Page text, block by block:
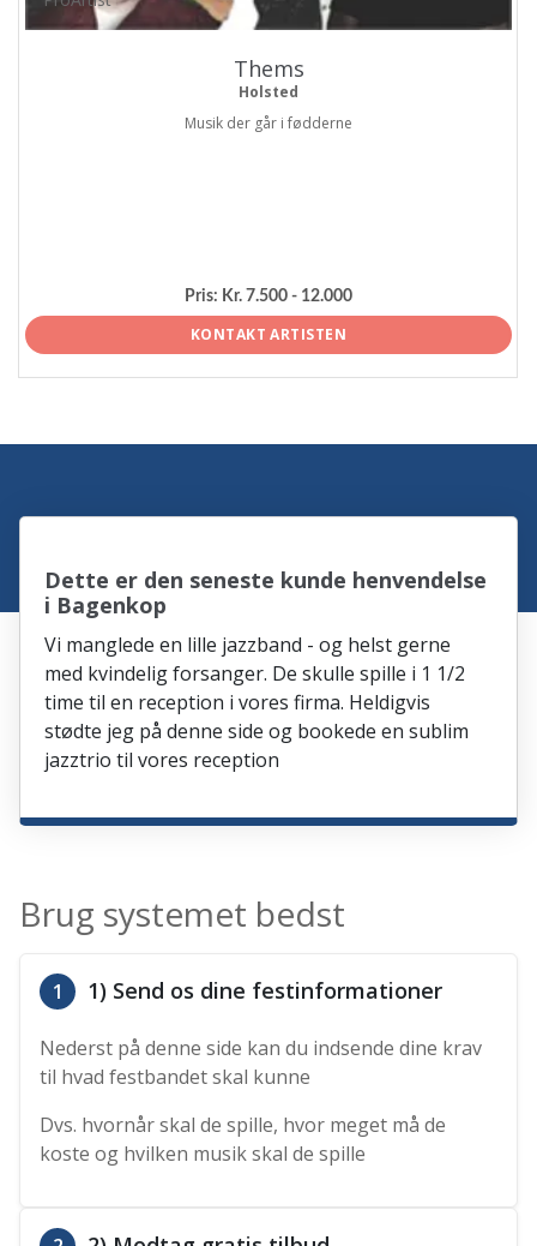
Thems
Holsted
Musik der går i fødderne
Pris: Kr. 7.500 - 12.000
KONTAKT ARTISTEN
Dette er den seneste kunde henvendelse
i Bagenkop
Vi manglede en lille jazzband - og helst gerne
med kvindelig forsanger. De skulle spille i 1 1/2
time til en reception i vores firma. Heldigvis
stødte jeg på denne side og bookede en sublim
jazztrio til vores reception
Brug systemet bedst
1 1) Send os dine festinformationer
Nederst på denne side kan du indsende dine krav
til hvad festbandet skal kunne
Dvs. hvornår skal de spille, hvor meget må de
koste og hvilken musik skal de spille